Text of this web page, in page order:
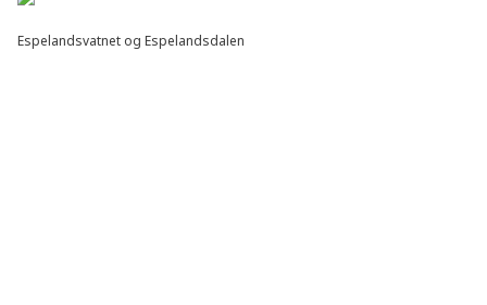
Espelandsvatnet og Espelandsdalen